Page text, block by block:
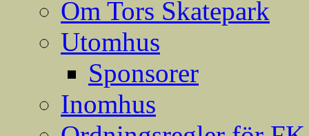
Om Tors Skatepark
Utomhus
Sponsorer
Inomhus